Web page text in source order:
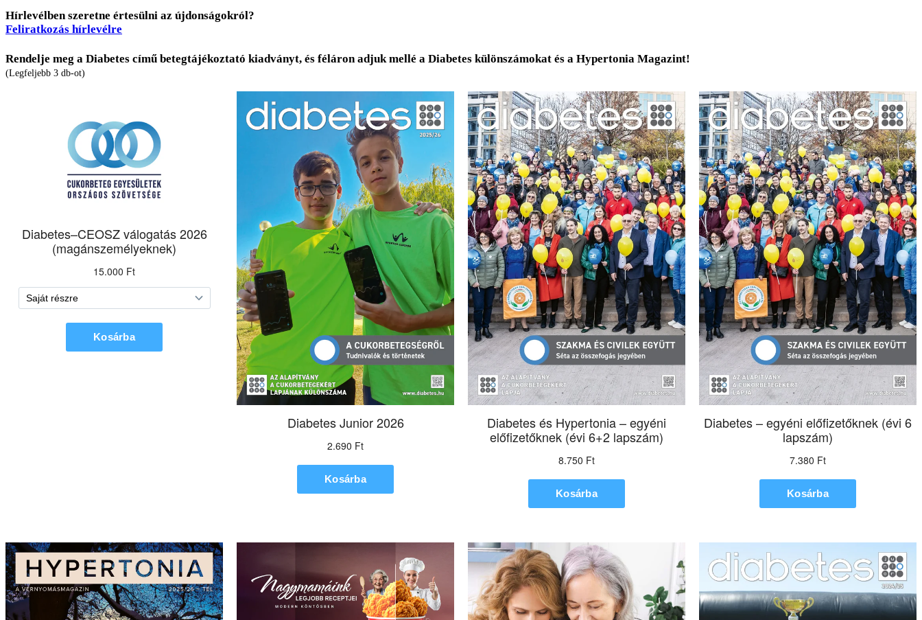
Hírlevélben szeretne értesülni az újdonságokról?
Feliratkozás hírlevélre
Rendelje meg a Diabetes című betegtájékoztató kiadványt, és féláron adjuk mellé a Diabetes különszámokat és a Hypertonia Magazint!
(Legfeljebb 3 db-ot)